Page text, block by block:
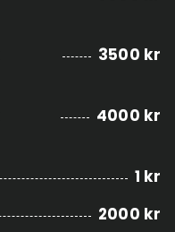
3500 kr
4000 kr
1 kr
2000 kr